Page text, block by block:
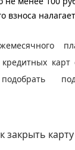
взноса
закрыть карту